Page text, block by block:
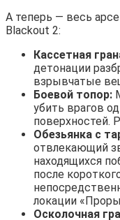
А теперь — весь
Blackout 2:
Кассетная
детонации
взрывчатые
Боевой топор:
убить врагов
поверхностей.
Обезьянка с
отвлекающий
находящихся
после
локации
Осколочная